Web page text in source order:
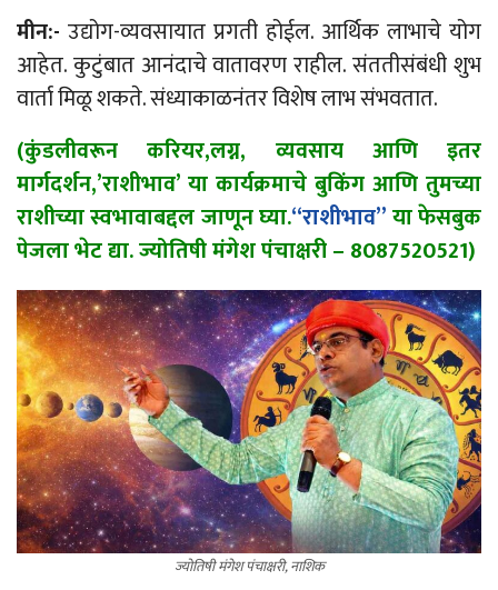
मीन:- उद्योग-व्यवसायात प्रगती होईल. आर्थिक लाभाचे योग
आहेत. कुटुंबात आनंदाचे वातावरण राहील. संततीसंबंधी शुभ
वार्ता मिळू शकते. संध्याकाळनंतर विशेष लाभ संभवतात.
(कुंडलीवरून करियर,लग्न, व्यवसाय आणि इतर
मार्गदर्शन,’राशीभाव’ या कार्यक्रमाचे बुकिंग आणि तुमच्या
राशीच्या स्वभावाबद्दल जाणून घ्या.“राशीभाव”या फेसबुक
पेजला भेट द्या. ज्योतिषी मंगेश पंचाक्षरी – 8087520521)
ज्योतिषी मंगेश पंचाक्षरी, नाशिक